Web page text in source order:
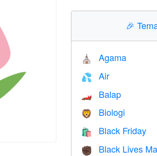
🎉
⛪️ Agama
💦 Air
🏎 Balap
🦁 Biologi
🛍 Black Friday
✊🏿 Black Lives